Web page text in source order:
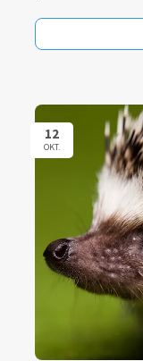
12
OKT.